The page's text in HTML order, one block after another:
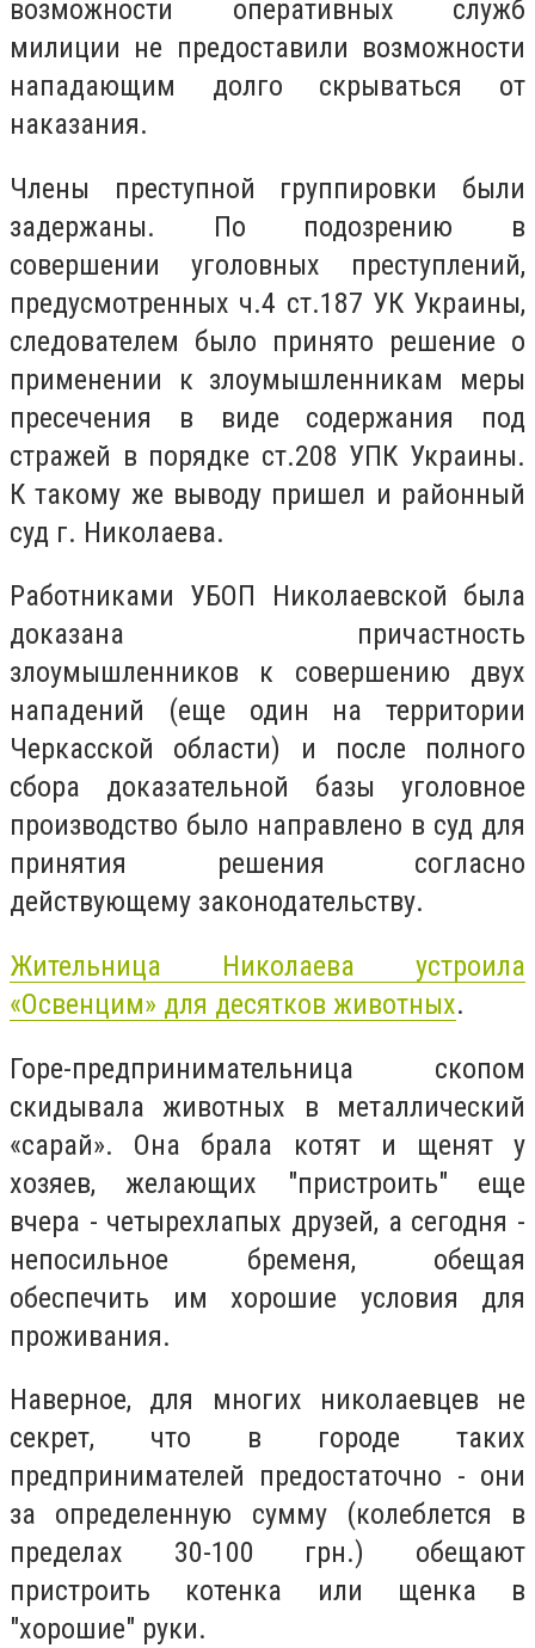
возможности оперативных служб
милиции не предоставили возможности
нападающим долго скрываться от
наказания.
Члены преступной группировки были
задержаны. По подозрению в
совершении уголовных преступлений,
предусмотренных ч.4 ст.187 УК Украины,
следователем было принято решение о
применении к злоумышленникам меры
пресечения в виде содержания под
стражей в порядке ст.208 УПК Украины.
К такому же выводу пришел и районный
суд г. Николаева.
Работниками УБОП Николаевской была
доказана причастность
злоумышленников к совершению двух
нападений (еще один на территории
Черкасской области) и после полного
сбора доказательной базы уголовное
производство было направлено в суд для
принятия решения согласно
действующему законодательству.
Жительница Николаева устроила
«Освенцим» для десятков животных.
Горе-предпринимательница скопом
скидывала животных в металлический
«сарай». Она брала котят и щенят у
хозяев, желающих "пристроить" еще
вчера - четырехлапых друзей, а сегодня -
непосильное бременя, обещая
обеспечить им хорошие условия для
проживания.
Наверное, для многих николаевцев не
секрет, что в городе таких
предпринимателей предостаточно - они
за определенную сумму (колеблется в
пределах 30-100 грн.) обещают
пристроить котенка или щенка в
"хорошие" руки.